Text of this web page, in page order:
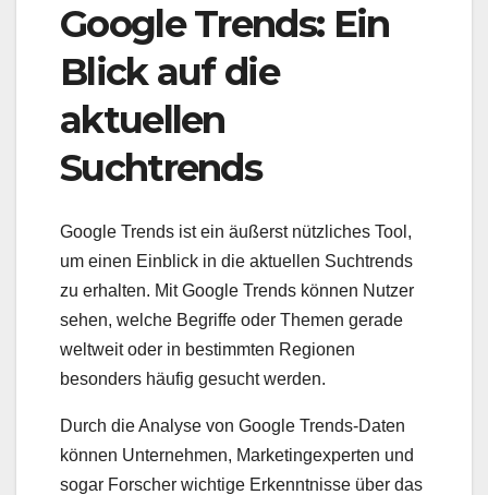
Google Trends: Ein
Blick auf die
aktuellen
Suchtrends
Google Trends ist ein äußerst nützliches Tool,
um einen Einblick in die aktuellen Suchtrends
zu erhalten. Mit Google Trends können Nutzer
sehen, welche Begriffe oder Themen gerade
weltweit oder in bestimmten Regionen
besonders häufig gesucht werden.
Durch die Analyse von Google Trends-Daten
können Unternehmen, Marketingexperten und
sogar Forscher wichtige Erkenntnisse über das